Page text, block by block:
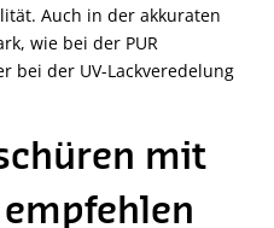
Auch in der akkuraten
wie bei der PUR
bei der UV-Lackveredelung
mit